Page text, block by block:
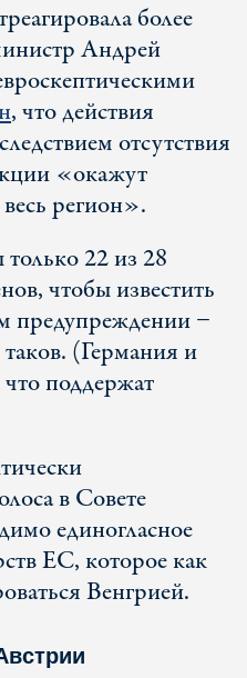
более
Андрей
, что действия
отсутствия
«окажут
регион».
22 из 28
чтобы известить
предупреждении −
(Германия и
поддержат
в Совете
единогласное
ЕС, которое как
Венгрией.